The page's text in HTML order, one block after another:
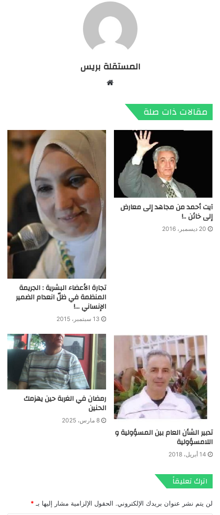
المستقلة بريس
مقالات ذات صلة
آيت أحمد من مجاهد إلى معارض
إلى خائن ..!
20 ديسمبر، 2016
تجارة الأعضاء البشرية : الجريمة
المنظمة في ظلّ انعدام الضمير
الإنساني …!
13 سبتمبر، 2015
تدبير الشأن العام بين المسؤولية و
اللامسؤولية
14 أبريل، 2018
رمضان في الغربة حين يهزمك
الحنين
8 مارس، 2025
اترك تعليقاً
لن يتم نشر عنوان بريدك الإلكتروني. الحقول الإلزامية مشار إليها بـ *